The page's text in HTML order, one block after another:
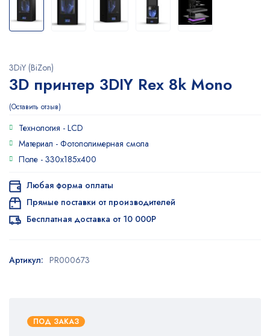
3DiY (BiZon)
3D принтер 3DIY Rex 8k Mono
Оставить отзыв
Технология - LCD
Материал - Фотополимерная смола
Поле - 330х185х400
ПОД ЗАКАЗ
Любая форма оплаты
Прямые поставки от производителей
Бесплатная доставка от 10 000Р
Артикул: PR000673